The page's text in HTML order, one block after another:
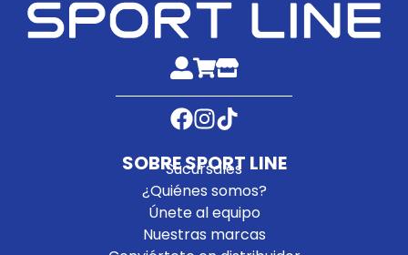
SOBRE SPORT LINE
Sucursales
¿Quiénes somos?
Únete al equipo
Nuestras marcas